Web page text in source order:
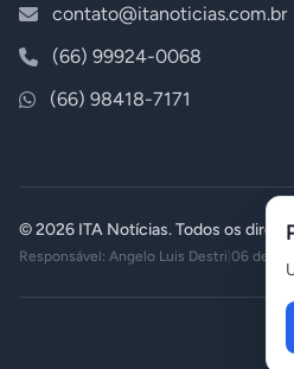
contato@itanoticias.com.br
(66) 99924-0068
(66) 98418-7171
© 2026 ITA Notícias. Todos os
Responsável: Angelo Luis Destri 06 de